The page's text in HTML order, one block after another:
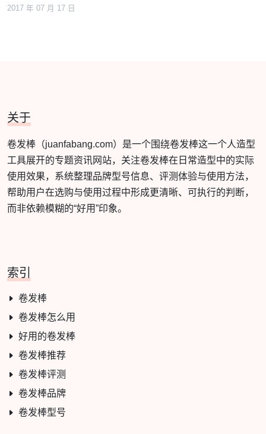
2017 年 07 月 17 日
关于
卷发棒（juanfabang.com）是一个围绕卷发棒这一个人造型
工具展开的专题资讯网站，关注卷发棒在日常造型中的实际
使用效果，系统整理品牌型号信息、评测体验与使用方法，
帮助用户在选购与使用过程中形成更清晰、可执行的判断，
而非依赖模糊的“好用”印象。
索引
卷发棒
卷发棒怎么用
好用的卷发棒
卷发棒推荐
卷发棒评测
卷发棒品牌
卷发棒型号